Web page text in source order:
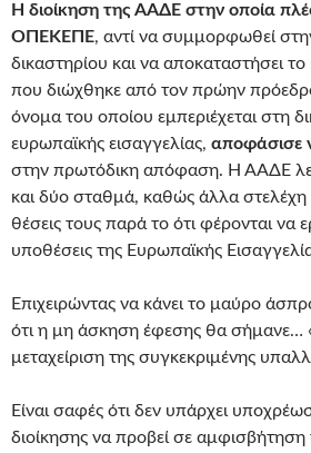
Η διοίκηση της ΑΑΔΕ στην οποία
ΟΠΕΚΕΠΕ, αντί να συμμορφωθεί
δικαστηρίου και να αποκαταστήσει
που διώχθηκε από τον πρώην
όνομα του οποίου εμπεριέχεται στη
ευρωπαϊκής εισαγγελίας, αποφάσισε
στην πρωτόδικη απόφαση. Η ΑΑΔΕ
και δύο σταθμά, καθώς άλλα στελέχη
θέσεις τους παρά το ότι φέρονται να
υποθέσεις της Ευρωπαϊκής
Επιχειρώντας να κάνει το μαύρο
ότι η μη άσκηση έφεσης θα σήμανε…
μεταχείριση της συγκεκριμένης
Είναι σαφές ότι δεν υπάρχει
διοίκησης να προβεί σε αμφισβήτηση